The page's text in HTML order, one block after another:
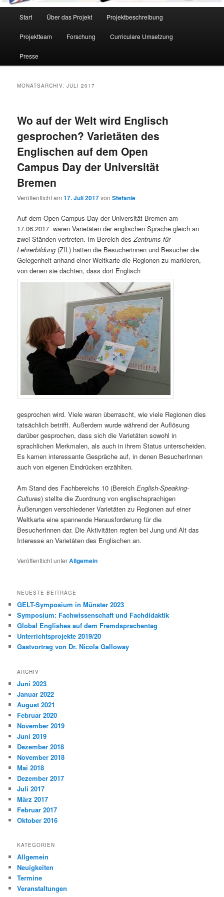
Start Über das Projekt Projektbeschreibung
Projektteam Forschung Curriculare Umsetzung
Presse
MONATSARCHIV:JULI 2017
Wo auf der Welt wird Englisch
gesprochen? Varietäten des
Englischen auf dem Open
Campus Day der Universität
Bremen
Veröffentlicht am17. Juli 2017vonStefanie
Auf dem Open Campus Day der Universität Bremen am
17.06.2017 waren Varietäten der englischen Sprache gleich an
zwei Ständen vertreten. Im Bereich desZentrums für
Lehrerbildung (ZfL) hatten die Besucherinnen und Besucher die
Gelegenheit anhand einer Weltkarte die Regionen zu markieren,
von denen sie dachten, dass dort Englisch
gesprochen wird. Viele waren überrascht, wie viele Regionen dies
tatsächlich betrifft. Außerdem wurde während der Auflösung
darüber gesprochen, dass sich die Varietäten sowohl in
sprachlichen Merkmalen, als auch in ihrem Status unterscheiden.
Es kamen interessante Gespräche auf, in denen BesucherInnen
auch von eigenen Eindrücken erzählten.
Am Stand des Fachbereichs 10 (BereichEnglish-Speaking-
Cultures) stellte die Zuordnung von englischsprachigen
Äußerungen verschiedener Varietäten zu Regionen auf einer
Weltkarte eine spannende Herausforderung für die
BesucherInnen dar. Die Aktivitäten regten bei Jung und Alt das
Interesse an Varietäten des Englischen an.
Veröffentlicht unterAllgemein
NEUESTE BEITRÄGE
GELT-Symposium in Münster 2023
Symposium: Fachwissenschaft und Fachdidaktik
Global Englishes auf dem Fremdsprachentag
Unterrichtsprojekte 2019/20
Gastvortrag von Dr. Nicola Galloway
ARCHIV
Juni 2023
Januar 2022
August 2021
Februar 2020
November 2019
Juni 2019
Dezember 2018
November 2018
Mai 2018
Dezember 2017
Juli 2017
März 2017
Februar 2017
Oktober 2016
KATEGORIEN
Allgemein
Neuigkeiten
Termine
Veranstaltungen